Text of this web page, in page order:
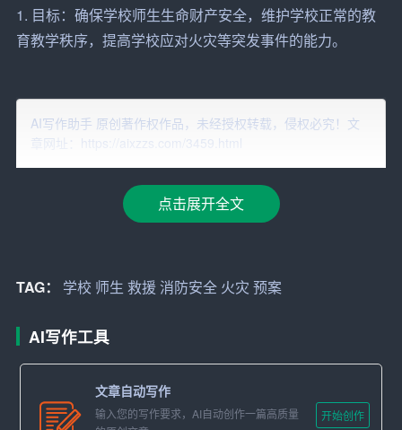
1. 目标：确保学校师生生命财产安全，维护学校正常的教
育教学秩序，提高学校应对火灾等突发事件的能力。
速反应，科学施救；统一指挥，协同配合。
二、学校消防应急预案的主要内容
（1）加强消防安全宣传教育，提高师生消防安全意识。
（4）加强对易燃易爆物品的管理，防止火灾事故的发生。
2. 火灾报警和应急响应
（1）火灾发生时，立即拨打119报警电话。
AI写作助手 原创著作权作品，未经授权转载，侵权必究！文
章网址：https://aixzzs.com/3459.html
点击展开全文
TAG： 学校 师生 救援消防安全 火灾 预案
AI写作工具
文章自动写作
输入您的写作要求，AI自动创作一篇高质量
开始创作